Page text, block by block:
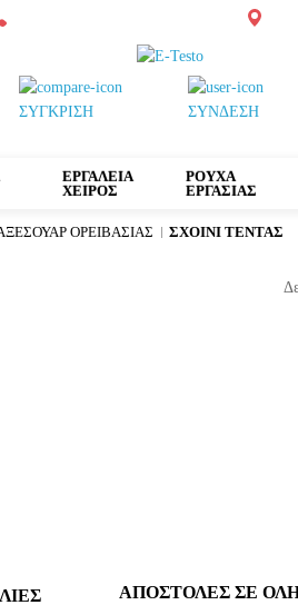
ΣΥΓΚΡΙΣΗ ΣΥΝΔΕΣΗ
ΕΡΓΑΛΕΙΑ
ΧΕΙΡΟΣ
ΡΟΥΧΑ
ΕΡΓΑΣΙΑΣ
ΟΡΕΙΒΑΣΙΑΣ ΣΧΟΙΝΙ ΤΕΝΤΑΣ
ΑΠΟΣΤΟΛΕΣ ΣΕ